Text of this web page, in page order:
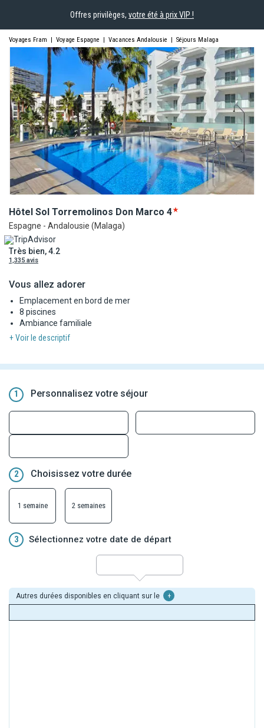
Offres privilèges, votre été à prix VIP !
Voyages Fram | Voyage Espagne | Vacances Andalousie | Séjours Malaga
Hôtel Sol Torremolinos Don Marco 4
Espagne - Andalousie (Malaga)
Très bien, 4.2
1,335 avis
Vous allez adorer
Emplacement en bord de mer
8 piscines
Ambiance familiale
+ Voir le descriptif
1 Personnalisez votre séjour
2 Choisissez votre durée
1 semaine 2 semaines
3 Sélectionnez votre date de départ
Autres durées disponibles en cliquant sur le +